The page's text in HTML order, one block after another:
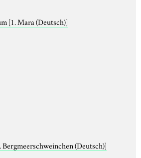
[1. Mara (Deutsch)]
Bergmeerschweinchen (Deutsch)]